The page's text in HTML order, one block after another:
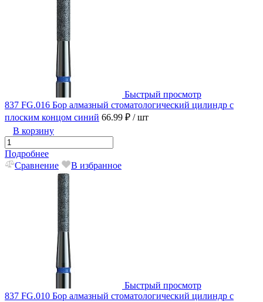
Быстрый просмотр
837 FG.016 Бор алмазный стоматологический цилиндр с
плоским концом синий 66.99 ₽ / шт
В корзину
Подробнее
Сравнение
В избранное
Быстрый просмотр
837 FG.010 Бор алмазный стоматологический цилиндр с